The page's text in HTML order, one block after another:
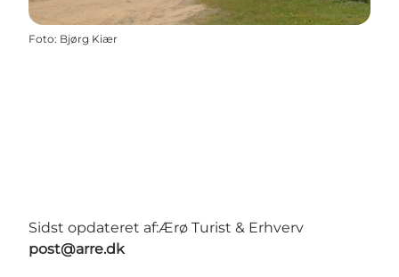
Foto: Bjørg Kiær
Sidst opdateret af:Ærø Turist & Erhverv
post@arre.dk